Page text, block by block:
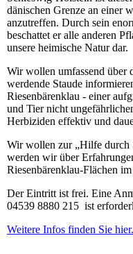
dänischen Grenze an einer
anzutreffen. Durch sein
beschattet er alle anderen
unsere heimische Natur dar.
Wir wollen umfassend über
werdende Staude
Riesenbärenklau - einer
und Tier nicht
Herbiziden effektiv und
Wir wollen zur „Hilfe durch
werden wir über
Riesenbärenklau-Flächen
Der Eintritt ist frei. Eine
04539 8880 215 ist
Weitere Infos finden Sie hier.